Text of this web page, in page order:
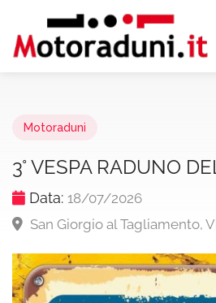
Motoraduni
3° VESPA RADUNO
Data: 18/07/2026
San Giorgio al Tagliamento,